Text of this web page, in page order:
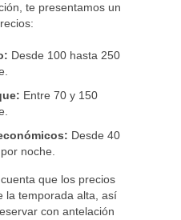
te presentamos un
Desde 100 hasta 250
Entre 70 y 150
Desde 40
noche.
que los precios
la temporada alta, así
con antelación